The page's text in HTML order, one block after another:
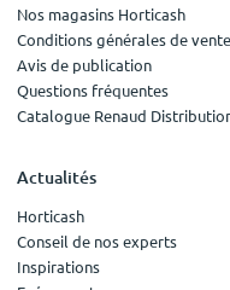
Nos magasins Horticash
Conditions générales de vente
Avis de publication
Questions fréquentes
Catalogue Renaud
Actualités
Horticash
Conseil de nos experts
Inspirations